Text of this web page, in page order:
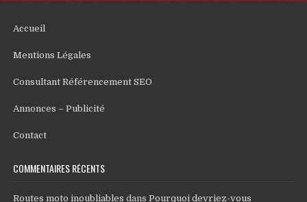
Accueil
Mentions Légales
Consultant Référencement SEO
Annonces – Publicité
Contact
COMMENTAIRES RÉCENTS
Routes moto inoubliables dansPourquoi devriez-vous